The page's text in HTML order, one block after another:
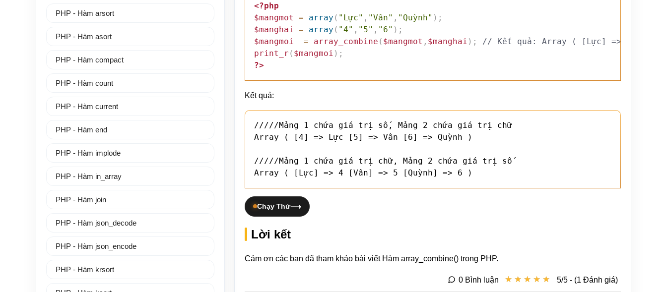
<?php
$mangmot
= array ( "Lực" , "Vân" , "Quỳnh" ) ;
$manghai = array ( "4" , "5" , "6" ) ;
$mangmoi
= array_combine ( $mangmot , $manghai ) ;
// Kết quả: Array ( [Lực] => 4 [Vân]
print_r ( $mangmoi ) ;
?>
Kết quả:
/////Mảng 1 chứa giá trị số, Mảng 2 chứa giá trị chữ
Array ( [4] => Lực [5] => Vân [6] => Quỳnh )
/////Mảng 1 chứa giá trị chữ, Mảng 2 chứa giá trị số
Array ( [Lực] => 4 [Vân] => 5 [Quỳnh] => 6 )
Chạy Thử
Lời kết
Cảm ơn các bạn đã tham khảo bài viết Hàm array_combine() trong PHP.
★ ★ ★ ★ ★
★ ★ ★ ★ ★ 5/5 - (1 Đánh giá)
0 Bình luận
PHP - Hàm arsort
PHP - Hàm asort
PHP - Hàm compact
PHP - Hàm count
PHP - Hàm current
PHP - Hàm end
PHP - Hàm implode
PHP - Hàm in_array
PHP - Hàm join
PHP - Hàm json_decode
PHP - Hàm json_encode
PHP - Hàm krsort